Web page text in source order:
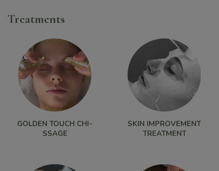
Treatments
GOLDEN TOUCH CHI-
SSAGE
SKIN IMPROVEMENT
TREATMENT